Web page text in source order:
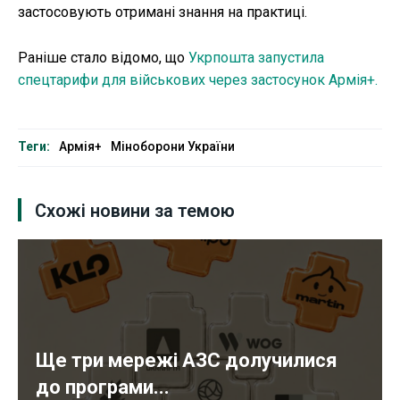
застосовують отримані знання на практиці.
Раніше стало відомо, що Укрпошта запустила
спецтарифи для військових через застосунок Армія+.
Теги: Армія+ Міноборони України
Схожі новини за темою
Ще три мережі АЗС долучилися
до програми...